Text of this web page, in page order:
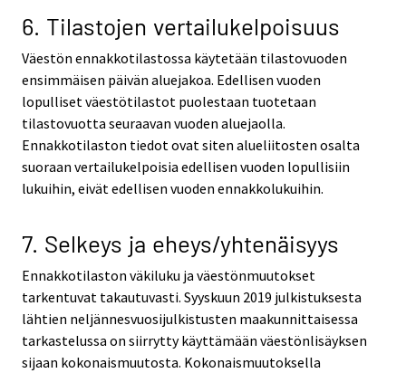
6. Tilastojen vertailukelpoisuus
Väestön ennakkotilastossa käytetään tilastovuoden
ensimmäisen päivän aluejakoa. Edellisen vuoden
lopulliset väestötilastot puolestaan tuotetaan
tilastovuotta seuraavan vuoden aluejaolla.
Ennakkotilaston tiedot ovat siten alueliitosten osalta
suoraan vertailukelpoisia edellisen vuoden lopullisiin
lukuihin, eivät edellisen vuoden ennakkolukuihin.
7. Selkeys ja eheys/yhtenäisyys
Ennakkotilaston väkiluku ja väestönmuutokset
tarkentuvat takautuvasti. Syyskuun 2019 julkistuksesta
lähtien neljännesvuosijulkistusten maakunnittaisessa
tarkastelussa on siirrytty käyttämään väestönlisäyksen
sijaan kokonaismuutosta. Kokonaismuutoksella